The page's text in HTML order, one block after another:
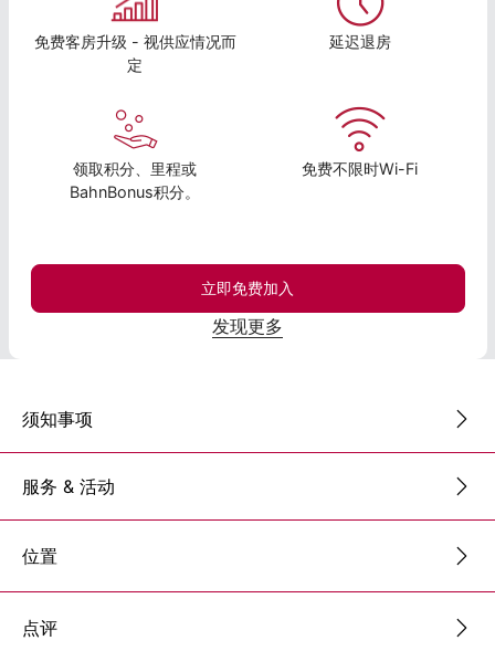
免费客房升级 - 视供应情况而
定
延迟退房
领取积分、里程或
BahnBonus积分。
免费不限时Wi-Fi
立即免费加入
发现更多
须知事项
服务 & 活动
位置
点评